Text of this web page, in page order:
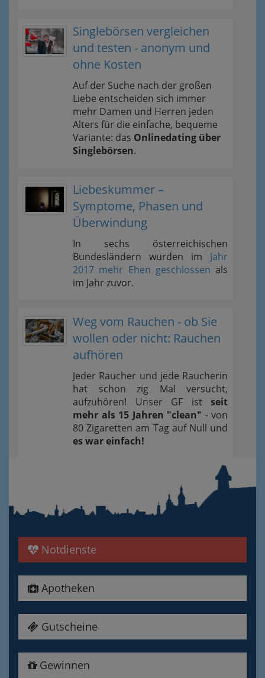
Singlebörsen vergleichen
und testen - anonym und
ohne Kosten
Auf der Suche nach der großen
Liebe entscheiden sich immer
mehr Damen und Herren jeden
Alters für die einfache, bequeme
Variante: das Onlinedating über
Singlebörsen.
Liebeskummer –
Symptome, Phasen und
Überwindung
In sechs österreichischen
Bundesländern wurden im Jahr
2017 mehr Ehen geschlossen als
im Jahr zuvor.
Weg vom Rauchen - ob Sie
wollen oder nicht: Rauchen
aufhören
Jeder Raucher und jede Raucherin
hat schon zig Mal versucht,
aufzuhören! Unser GF ist seit
mehr als 15 Jahren "clean" - von
80 Zigaretten am Tag auf Null und
es war einfach!
Notdienste
Apotheken
Gutscheine
Gewinnen